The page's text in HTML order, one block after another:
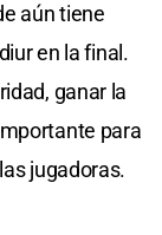
aún tiene
en la final.
ganar la
para
jugadoras.